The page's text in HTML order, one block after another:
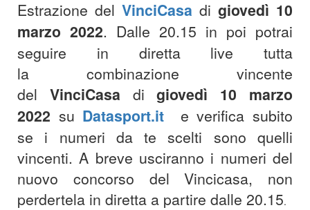
Estrazione del VinciCasa di giovedì 10
marzo 2022. Dalle 20.15 in poi potrai
seguire in diretta live tutta
la combinazione vincente
del VinciCasa digiovedì 10 marzo
2022 su Datasport.it
e verifica subito
se i numeri da te scelti sono quelli
vincenti. A breve usciranno i numeri del
nuovo concorso del Vincicasa, non
perdertela in diretta a partire dalle 20.15.